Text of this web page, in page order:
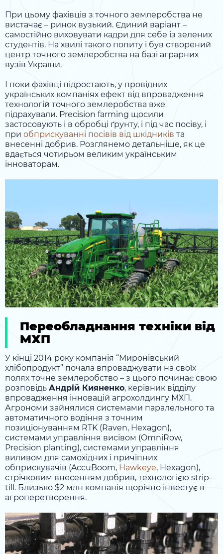
При цьому фахівців з точного землеробства не
вистачає – ринок вузький. Єдиний варіант –
самостійно виховувати кадри для себе із зелених
студентів. На хвилі такого попиту і був створений
центр точного землеробства на базі аграрних
вузів України.
І поки фахівці підростають, у провідних
українських компаніях ефект від впровадження
технологій точного землеробства вже
підрахували. Precision farming щосили
застосовують і в обробці ґрунту, і під час посіву, і
при обприскуванні посівів від шкідників та
внесенні добрив. Розглянемо детальніше, як це
вдається чотирьом великим українським
інноваторам.
Переобладнання техніки від
МХП
У кінці 2014 року компанія “Миронівський
хлібопродукт” почала впроваджувати на своїх
полях точне землеробство – з цього починає свою
розповідь Андрій Кияненко, керівник відділу
впровадження інновацій агрохолдингу МХП.
Агрономи зайнялися системами паралельного та
автоматичного водіння з точним
позиціонуванням RTK (Raven, Hexagon),
системами управління висівом (OmniRow,
Precision planting), системами управління
виливом для самохідних і причіпних
обприскувачів (AccuBoom, Hawkeye, Hexagon),
стрічковим внесенням добрив, технологією strip-
till. Близько $2 млн компанія щорічно інвестує в
агроперетворення.